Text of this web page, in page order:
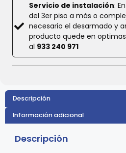
Servicio de instalación:
del 3er piso a más o
necesario el desarmado y
producto quede en
al 933 240 971
Descripción
Información adicional
Descripción